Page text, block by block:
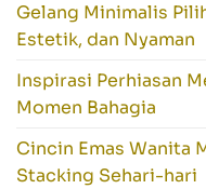
Gelang Minimalis
Estetik, dan Nyaman
Inspirasi Perhiasan
Momen Bahagia
Cincin Emas Wanita
Stacking Sehari-hari